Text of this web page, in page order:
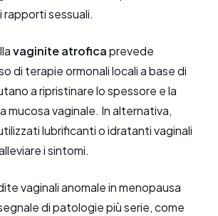
sessuali.
vaginite atroficaprevede
di terapie ormonali locali a base di
a ripristinare lo spessore e la
mucosa vaginale. In alternativa,
lubrificanti o idratanti vaginali
i sintomi.
vaginali anomale in menopausa
di patologie più serie, come